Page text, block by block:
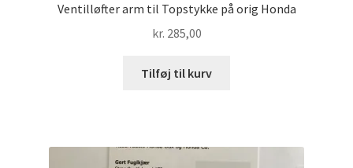
Ventilløfter arm til Topstykke på orig Honda
kr. 285,00
Tilføj til kurv